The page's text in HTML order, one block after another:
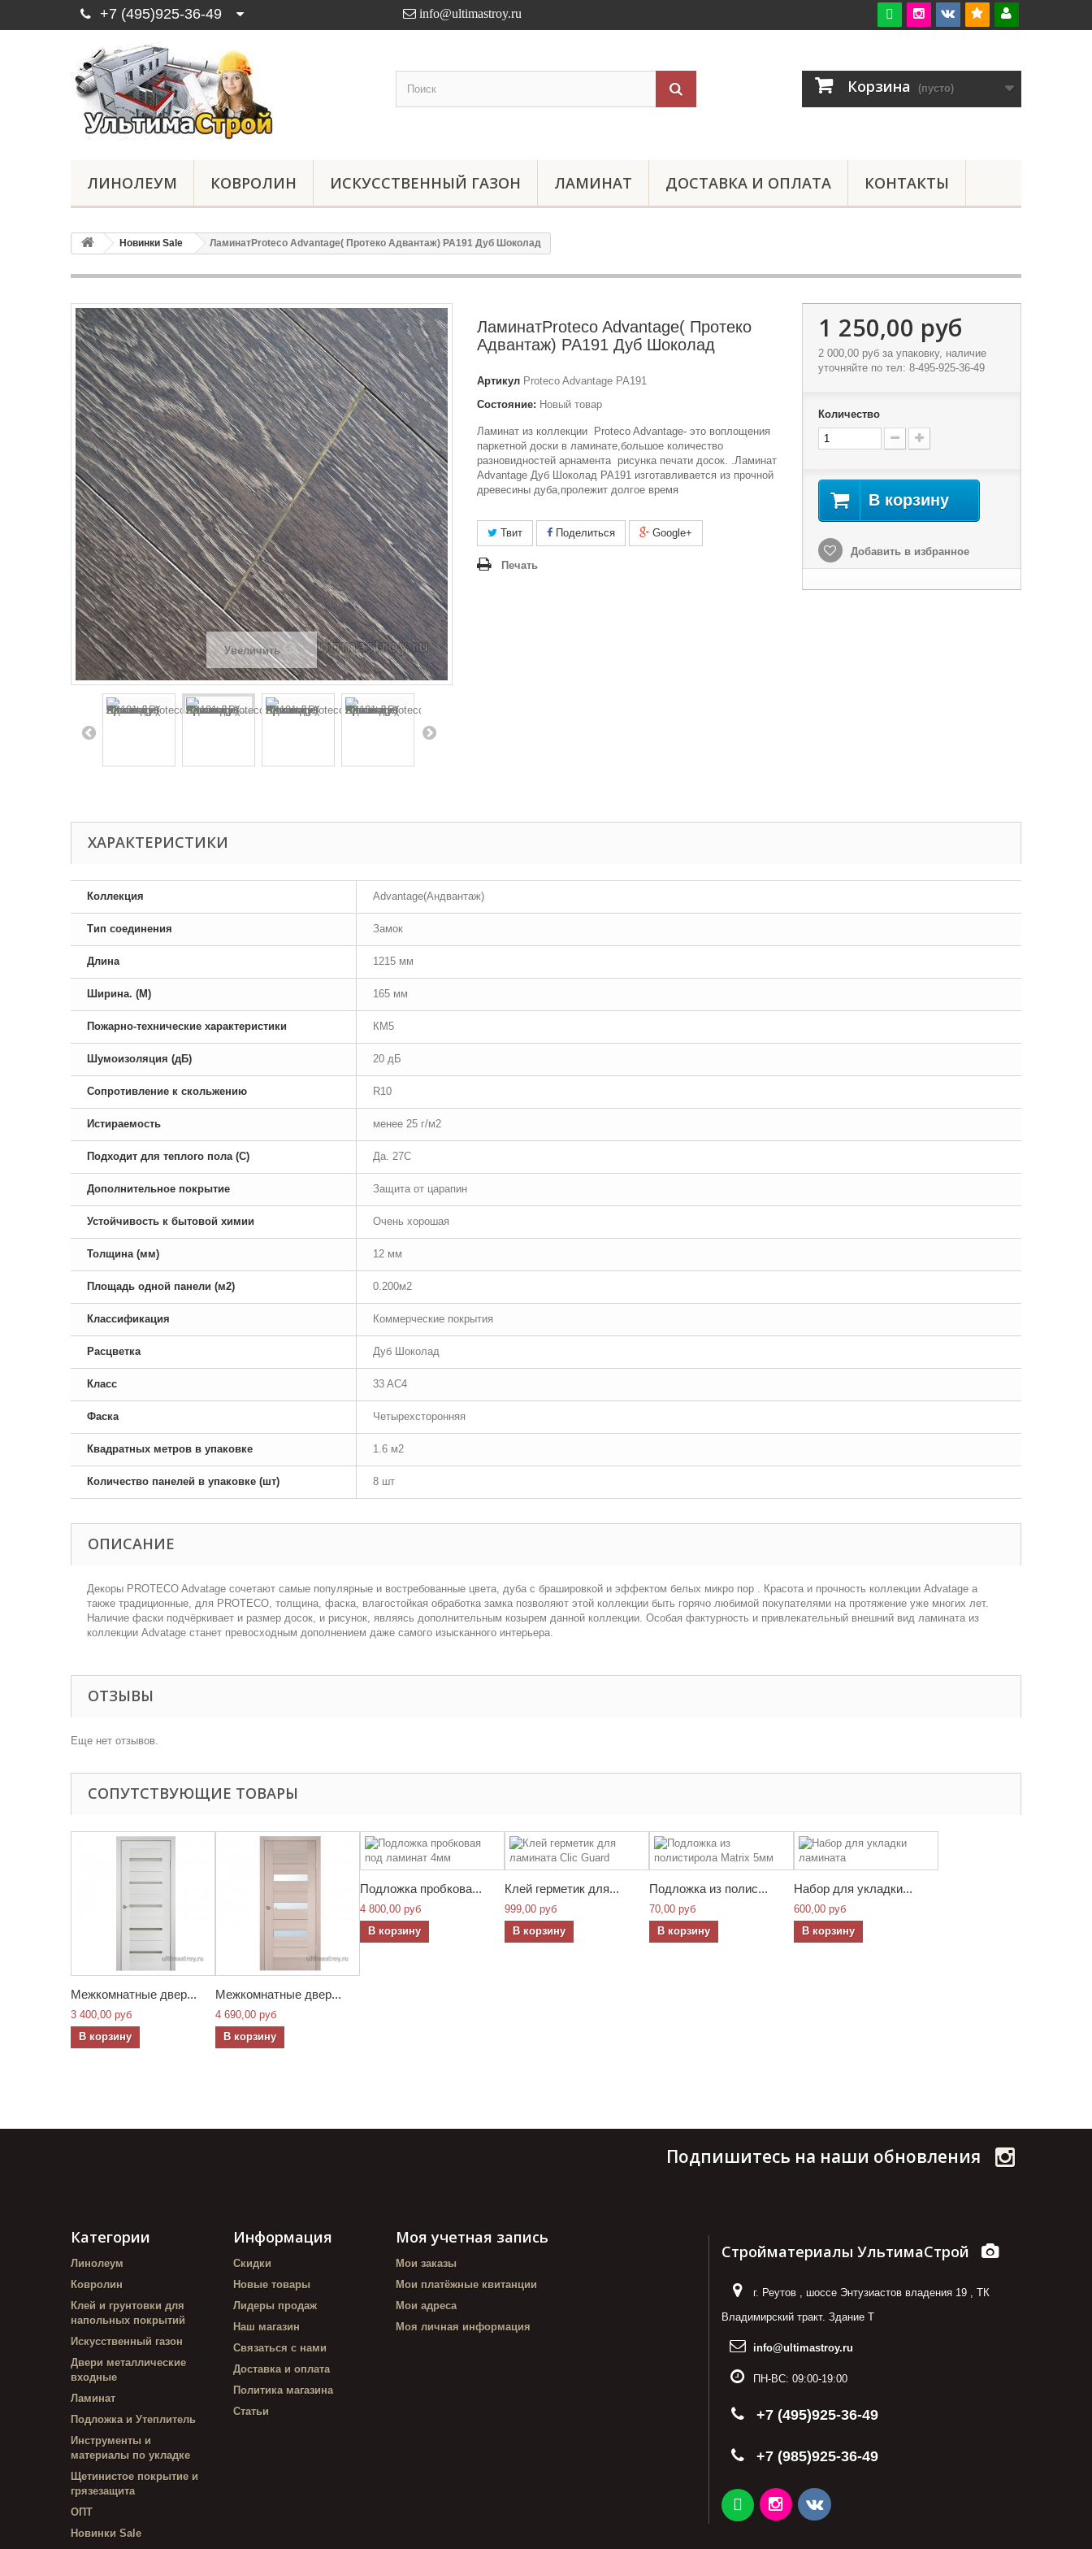
+7 (495)925-36-49 
info@ultimastroy.ru
Корзина (пусто)
ЛИНОЛЕУМ КОВРОЛИН ИСКУССТВЕННЫЙ ГАЗОН ЛАМИНАТ ДОСТАВКА И ОПЛАТА КОНТАКТЫ
Новинки Sale ЛаминатProteco Advantage( Протеко Адвантаж) PA191 Дуб Шоколад
Увеличить
ЛаминатProteco Advantage( Протеко
Адвантаж) PA191 Дуб Шоколад
Артикул Proteco Advantage PA191
Состояние: Новый товар
Ламинат из коллекции Proteco Advantage- это воплощения
паркетной доски в ламинате,большое количество
разновидностей арнамента рисунка печати досок. .Ламинат
Advantage Дуб Шоколад PA191 изготавливается из прочной
древесины дуба,пролежит долгое время
Твит Поделиться Google+
Печать
1 250,00 руб
2 000,00 рубза упаковку, наличие
уточняйте по тел: 8-495-925-36-49
Количество
В корзину
Добавить в избранное
ХАРАКТЕРИСТИКИ
Коллекция Advantage(Андвантаж)
Тип соединения Замок
Длина 1215 мм
Ширина. (М) 165 мм
Пожарно-технические характеристики КМ5
Шумоизоляция (дБ) 20 дБ
Сопротивление к скольжению R10
Истираемость менее 25 г/м2
Подходит для теплого пола (С) Да. 27С
Дополнительное покрытие Защита от царапин
Устойчивость к бытовой химии Очень хорошая
Толщина (мм) 12 мм
Площадь одной панели (м2) 0.200м2
Классификация Коммерческие покрытия
Расцветка Дуб Шоколад
Класс 33 AC4
Фаска Четырехсторонняя
Квадратных метров в упаковке 1.6 м2
Количество панелей в упаковке (шт) 8 шт
ОПИСАНИЕ
Декоры PROTECO Advatage сочетают самые популярные и востребованные цвета, дуба с брашировкой и эффектом белых микро пор . Красота и прочность коллекции Advatage а
также традиционные, для PROTECO, толщина, фаска, влагостойкая обработка замка позволяют этой коллекции быть горячо любимой покупателями на протяжение уже многих лет.
Наличие фаски подчёркивает и размер досок, и рисунок, являясь дополнительным козырем данной коллекции. Особая фактурность и привлекательный внешний вид ламината из
коллекции Advatage станет превосходным дополнением даже самого изысканного интерьера.
ОТЗЫВЫ
Еще нет отзывов.
СОПУТСТВУЮЩИЕ ТОВАРЫ
Межкомнатные двер...
3 400,00 руб
В корзину
Межкомнатные двер...
4 690,00 руб
В корзину
Подложка пробкова...
4 800,00 руб
В корзину
Клей герметик для...
999,00 руб
В корзину
Подложка из полис...
70,00 руб
В корзину
Набор для укладки...
600,00 руб
В корзину
Подпишитесь на наши обновления
Категории
Линолеум
Ковролин
Клей и грунтовки для
напольных покрытий
Искусственный газон
Двери металлические
входные
Ламинат
Подложка и Утеплитель
Инструменты и
материалы по укладке
Щетинистое покрытие и
грязезащита
ОПТ
Новинки Sale
Информация
Скидки
Новые товары
Лидеры продаж
Наш магазин
Связаться с нами
Доставка и оплата
Политика магазина
Статьи
Моя учетная запись
Мои заказы
Мои платёжные квитанции
Мои адреса
Моя личная информация
Стройматериалы УльтимаСтрой
г. Реутов, шоссе Энтузиастов владения 19, ТК
Владимирский тракт. Здание Т
info@ultimastroy.ru
ПН-ВС: 09:00-19:00
+7 (495)925-36-49
+7 (985)925-36-49
